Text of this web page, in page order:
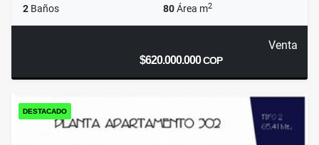
2 Baños 80Área m2
Venta
$620.000.000COP
DESTACADO